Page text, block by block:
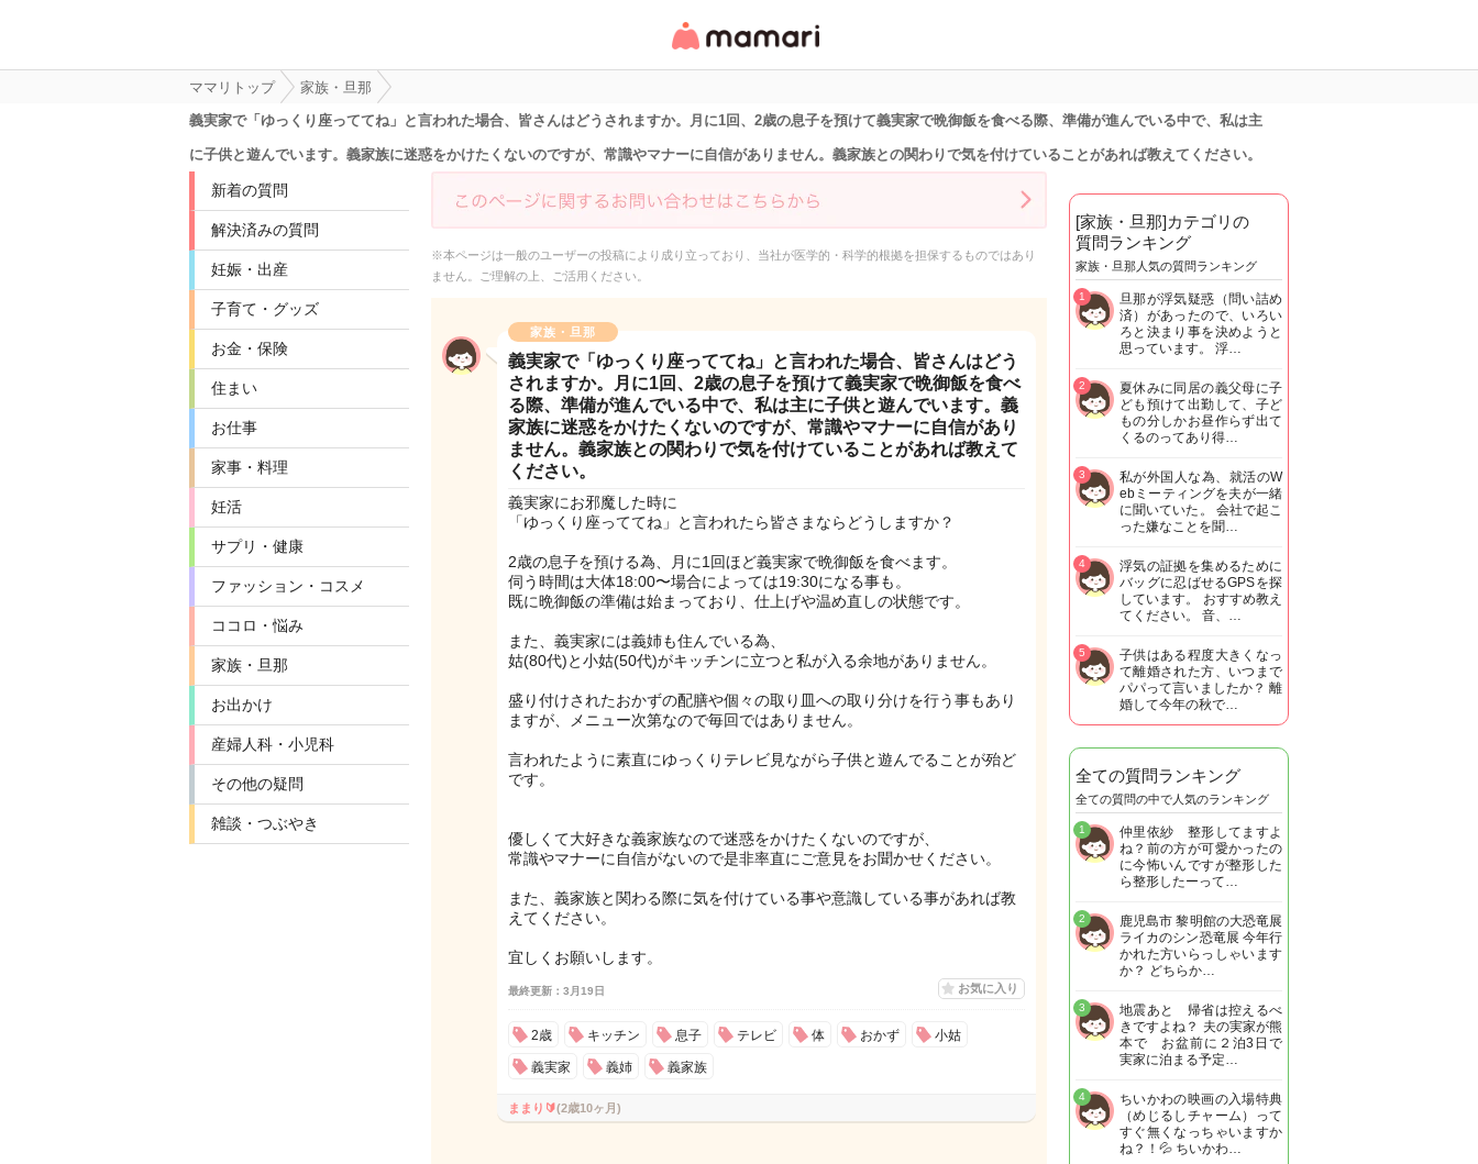
リ・情報サイト
ママリトップ
家族・旦那
義実家で「ゆっくり座っててね」と言われた場合、皆さんはどうされますか。月に1回、2歳の息子を預けて義実家で晩御飯を食べる際、準備が進んでいる中で、私は主
に子供と遊んでいます。義家族に迷惑をかけたくないのですが、常識やマナーに自信がありません。義家族との関わりで気を付けていることがあれば教えてください。
新着の質問
解決済みの質問
妊娠・出産
子育て・グッズ
お金・保険
住まい
お仕事
家事・料理
妊活
サプリ・健康
ファッション・コスメ
ココロ・悩み
家族・旦那
お出かけ
産婦人科・小児科
その他の疑問
雑談・つぶやき
※本ページは一般のユーザーの投稿により成り立っており、当社が医学的・科学的根拠を担保するものではあり
ません。ご理解の上、ご活用ください。
家族・旦那
義実家で「ゆっくり座っててね」と言われた場合、皆さんはどう
されますか。月に1回、2歳の息子を預けて義実家で晩御飯を食べ
る際、準備が進んでいる中で、私は主に子供と遊んでいます。義
家族に迷惑をかけたくないのですが、常識やマナーに自信があり
ません。義家族との関わりで気を付けていることがあれば教えて
ください。
義実家にお邪魔した時に
「ゆっくり座っててね」と言われたら皆さまならどうしますか？
2歳の息子を預ける為、月に1回ほど義実家で晩御飯を食べます。
伺う時間は大体18:00〜場合によっては19:30になる事も。
既に晩御飯の準備は始まっており、仕上げや温め直しの状態です。
また、義実家には義姉も住んでいる為、
姑(80代)と小姑(50代)がキッチンに立つと私が入る余地がありません。
盛り付けされたおかずの配膳や個々の取り皿への取り分けを行う事もあり
ますが、メニュー次第なので毎回ではありません。
言われたように素直にゆっくりテレビ見ながら子供と遊んでることが殆ど
です。
優しくて大好きな義家族なので迷惑をかけたくないのですが、
常識やマナーに自信がないので是非率直にご意見をお聞かせください。
また、義家族と関わる際に気を付けている事や意識している事があれば教
えてください。
宜しくお願いします。
最終更新：3月19日 お気に入り
2歳 キッチン 息子 テレビ 体 おかず 小姑
義実家 義姉 義家族
ままり🔰(2歳10ヶ月)
[家族・旦那]カテゴリの
質問ランキング
家族・旦那人気の質問ランキング
旦那が浮気疑惑（問い詰め
済）があったので、いろい
ろと決まり事を決めようと
思っています。 浮…
1
夏休みに同居の義父母に子
ども預けて出勤して、子ど
もの分しかお昼作らず出て
くるのってあり得…
2
私が外国人な為、就活のW
ebミーティングを夫が一緒
に聞いていた。 会社で起こ
った嫌なことを聞…
3
浮気の証拠を集めるために
バッグに忍ばせるGPSを探
しています。 おすすめ教え
てください。 音、…
4
子供はある程度大きくなっ
て離婚された方、いつまで
パパって言いましたか？ 離
婚して今年の秋で…
5
全ての質問ランキング
全ての質問の中で人気のランキング
仲里依紗 整形してますよ
ね？前の方が可愛かったの
に今怖いんですが整形した
ら整形したーって…
1
鹿児島市 黎明館の大恐竜展
ライカのシン恐竜展 今年行
かれた方いらっしゃいます
か？ どちらか…
2
地震あと 帰省は控えるべ
きですよね？ 夫の実家が熊
本で お盆前に２泊3日で
実家に泊まる予定…
3
ちいかわの映画の入場特典
（めじるしチャーム）って
すぐ無くなっちゃいますか
ね？！💦 ちいかわ…
4